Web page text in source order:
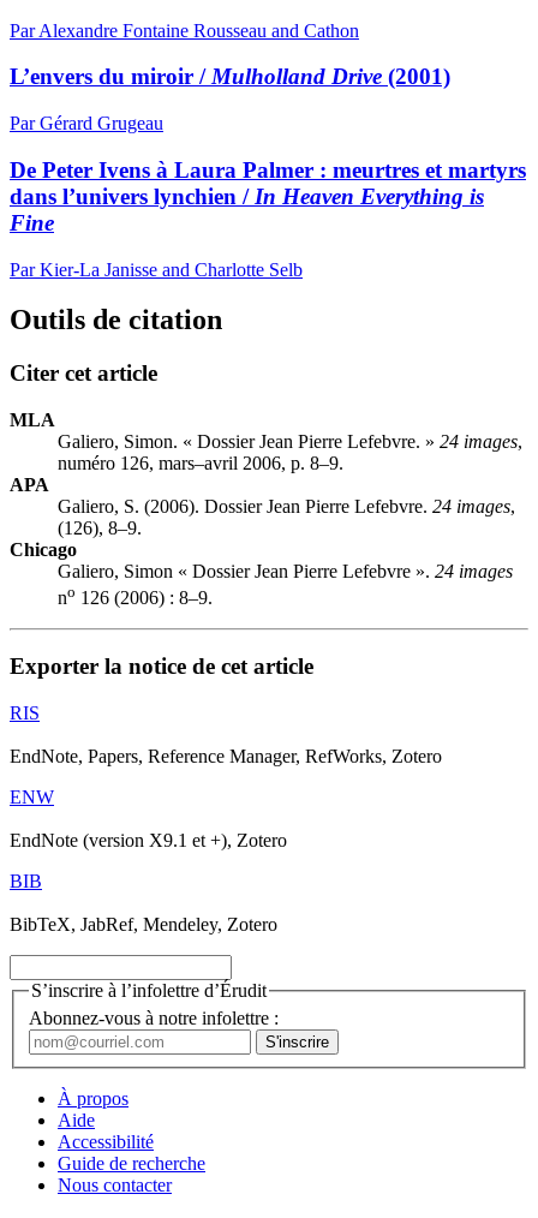
Par Alexandre Fontaine Rousseau and Cathon
L’envers du miroir /Mulholland Drive (2001)
Par Gérard Grugeau
De Peter Ivens à Laura Palmer : meurtres et martyrs
dans l’univers lynchien / In Heaven Everything is
Fine
Par Kier-La Janisse and Charlotte Selb
Outils de citation
Citer cet article
MLA
Galiero, Simon. « Dossier Jean Pierre Lefebvre. » 24 images,
numéro 126, mars–avril 2006, p. 8–9.
APA
Galiero, S. (2006). Dossier Jean Pierre Lefebvre. 24 images,
(126), 8–9.
Chicago
Galiero, Simon « Dossier Jean Pierre Lefebvre ». 24 images
no 126 (2006) : 8–9.
Exporter la notice de cet article
RIS
EndNote, Papers, Reference Manager, RefWorks, Zotero
ENW
EndNote (version X9.1 et +), Zotero
BIB
BibTeX, JabRef, Mendeley, Zotero
S’inscrire à l’infolettre d’Érudit
Abonnez-vous à notre infolettre :
À propos
Aide
Accessibilité
Guide de recherche
Nous contacter